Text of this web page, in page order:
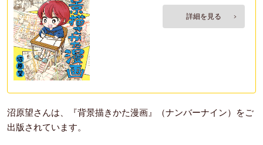
沼原望さんは、『背景描きかた漫画』（ナンバーナイン）をご
出版されています。